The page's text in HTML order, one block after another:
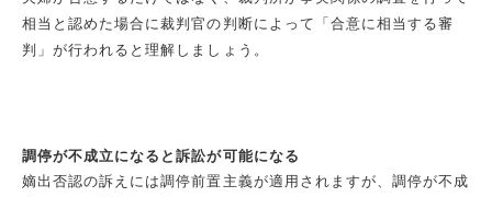
相当と認めた場合に裁判官の判断によって「合意に相当する審
判」が行われると理解しましょう。
調停が不成立になると訴訟が可能になる
嫡出否認の訴えには調停前置主義が適用されますが、調停が不成